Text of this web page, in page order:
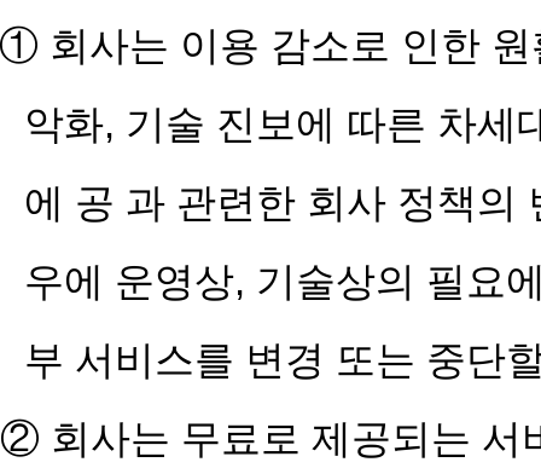
① 회사는 이용 감소로 인한
악화, 기술 진보에 따른 차세
에 공 과 관련한 회사 정책의
우에 운영상, 기술상의 필요
부 서비스를 변경 또는 중단
② 회사는 무료로 제공되는 서